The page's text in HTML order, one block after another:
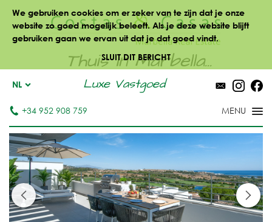
We gebruiken cookies om er zeker van te zijn dat je onze
website zo goed mogelijk beleeft. Als je deze website blijft
gebruiken gaan we ervan uit dat je dat goed vindt.
SLUIT DIT BERICHT
Thuis in Marbella...
Luxe Vastgoed
NL
+34 952 908 759